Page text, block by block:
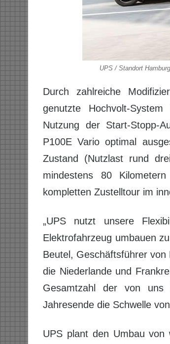
UPS / Standort
Durch zahlreiche
genutzte Hochvolt-
Nutzung der Start-Stopp-
P100E Vario optimal
Zustand (Nutzlast rund
mindestens 80
kompletten Zustelltour im
„UPS nutzt unsere
Elektrofahrzeug umbauen
Beutel, Geschäftsführer von
die Niederlande und
Gesamtzahl der von uns
Jahresende die Schwelle
UPS plant den Umbau